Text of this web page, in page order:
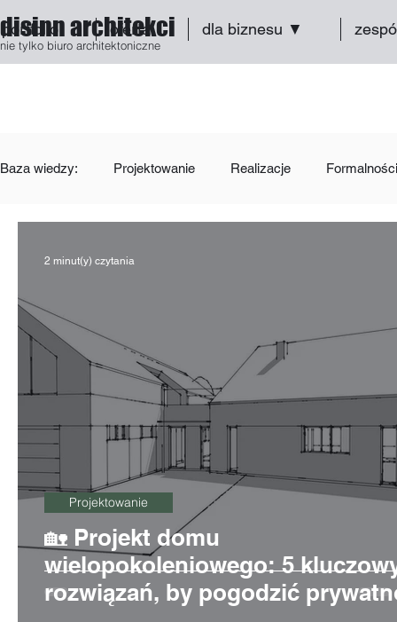
disinn architekci
nie tylko biuro architektoniczne
portfolio oferta dla biznesu ▼
Baza wiedzy: Projektowanie Realizacje Formalności
🏡 Projekt domu
wielopokoleniowego: 5
rozwiązań, by pogodzić
Projektowanie
2 minut(y) czytania